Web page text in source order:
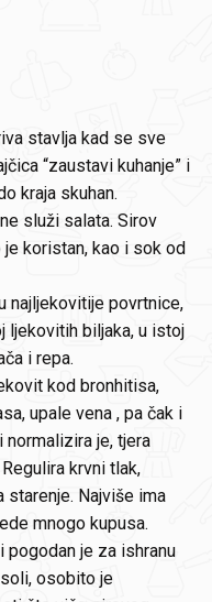
stavlja kad se sve
“zaustavi kuhanje” i
kraja skuhan.
služi salata. Sirov
koristan, kao i sok od
najljekovitije povrtnice,
ljekovitih biljaka, u istoj
i repa.
kod bronhitisa,
upale vena , pa čak i
normalizira je, tjera
krvni tlak,
starenje. Najviše ima
mnogo kupusa.
pogodan je za ishranu
osobito je